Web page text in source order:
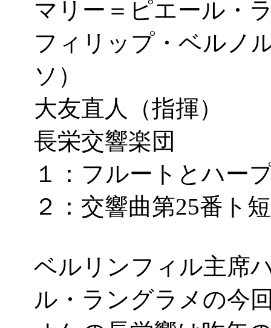
マリー＝ピエール・
フィリップ・ベルノ
ソ）
大友直人（指揮）
長栄交響楽団
１：フルートとハー
２：交響曲第25番ト
ベルリンフィル主席
ル・ラングラメの今